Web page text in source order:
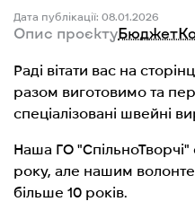
Дата публікації: 08.01.2026
Опис проєктуБюджет
Раді вітати вас на
разом виготовимо та
спеціалізовані швейні
Наша ГО
року, але нашим
більше 10 років.